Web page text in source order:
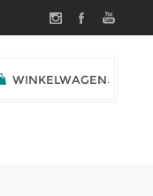
WINKELWAGEN